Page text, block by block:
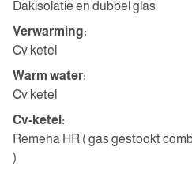
Dakisolatie en dubbel glas
Verwarming:
Cv ketel
Warm water:
Cv ketel
Cv-ketel:
Remeha HR ( gas gestookt
)